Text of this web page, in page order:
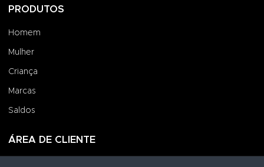
PRODUTOS
Homem
Mulher
Criança
Marcas
Saldos
ÁREA DE CLIENTE